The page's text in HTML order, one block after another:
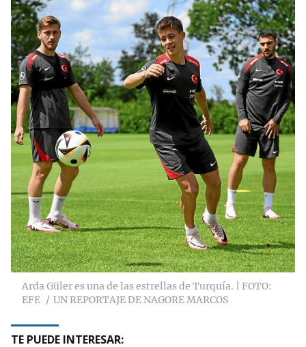
Arda Güler es una de las estrellas de Turquía. | FOTO:
EFE
UN REPORTAJE DE NAGORE MARCOS
TE PUEDE INTERESAR: